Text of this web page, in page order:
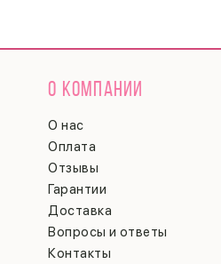
О КОМПАНИИ
О нас
Оплата
Отзывы
Гарантии
Доставка
Вопросы и ответы
Контакты